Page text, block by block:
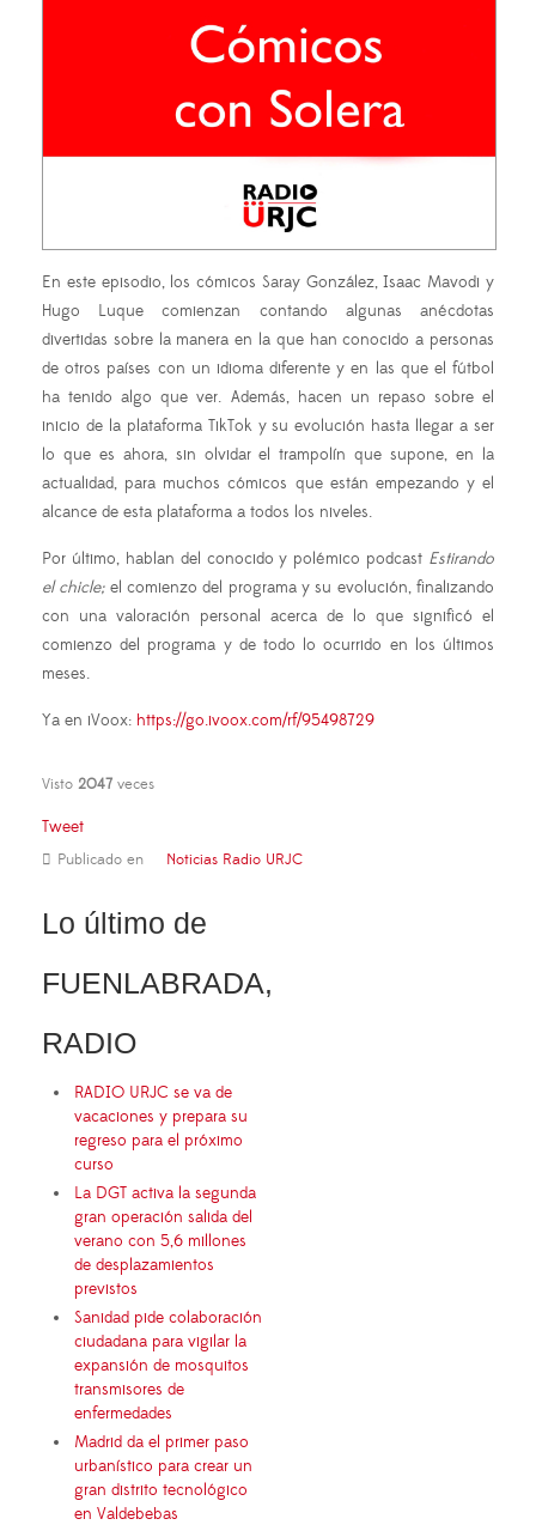
En este episodio, los cómicos Saray González, Isaac Mavodi y
Hugo Luque comienzan contando algunas anécdotas
divertidas sobre la manera en la que han conocido a personas
de otros países con un idioma diferente y en las que el fútbol
ha tenido algo que ver. Además, hacen un repaso sobre el
inicio de la plataforma TikTok y su evolución hasta llegar a ser
lo que es ahora, sin olvidar el trampolín que supone, en la
actualidad, para muchos cómicos que están empezando y el
alcance de esta plataforma a todos los niveles.
Por último, hablan del conocido y polémico podcast Estirando
el chicle;el comienzo del programa y su evolución, finalizando
con una valoración personal acerca de lo que significó el
comienzo del programa y de todo lo ocurrido en los últimos
meses.
Ya en iVoox: https://go.ivoox.com/rf/95498729
Visto 2047 veces
Tweet
Publicado en Noticias Radio URJC
Lo último de
FUENLABRADA,
RADIO
RADIO URJC se va de
vacaciones y prepara su
regreso para el próximo
curso
La DGT activa la segunda
gran operación salida del
verano con 5,6 millones
de desplazamientos
previstos
Sanidad pide colaboración
ciudadana para vigilar la
expansión de mosquitos
transmisores de
enfermedades
Madrid da el primer paso
urbanístico para crear un
gran distrito tecnológico
en Valdebebas